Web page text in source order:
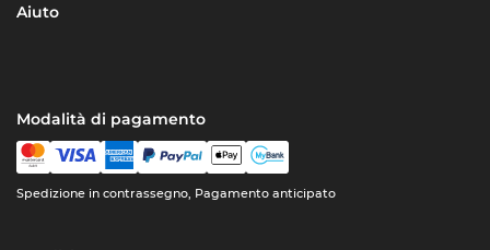
Aiuto
Modalità di pagamento
Spedizione in contrassegno, Pagamento anticipato